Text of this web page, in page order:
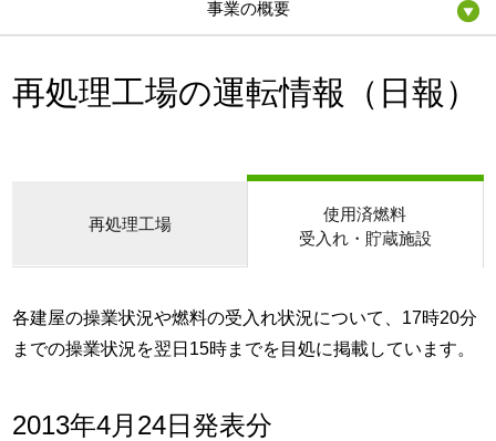
事業の概要
再処理工場の運転情報（日報）
再処理工場
使用済燃料
受入れ・貯蔵施設
各建屋の操業状況や燃料の受入れ状況について、17時20分
までの操業状況を翌日15時までを目処に掲載しています。
2013年4月24日発表分